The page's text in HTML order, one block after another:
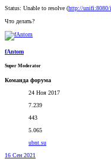
Status: Unable to resolve (http://unifi:8080/
Что делать?
fAntom
Super Moderator
Команда форума
24 Ноя 2017
7.239
443
5.065
ubnt.su
16 Сен 2021